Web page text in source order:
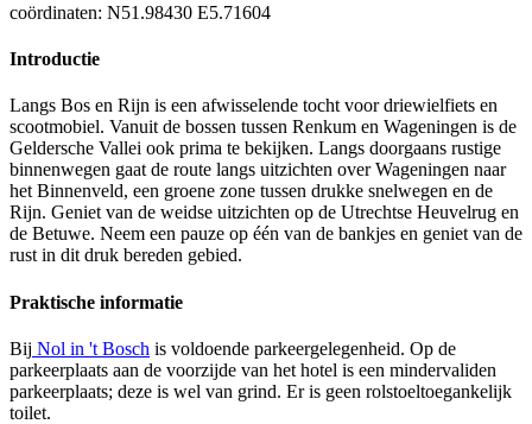
coördinaten: N51.98430 E5.71604
Introductie
Langs Bos en Rijn is een afwisselende tocht voor driewielfiets en
scootmobiel. Vanuit de bossen tussen Renkum en Wageningen is de
Geldersche Vallei ook prima te bekijken. Langs doorgaans rustige
binnenwegen gaat de route langs uitzichten over Wageningen naar
het Binnenveld, een groene zone tussen drukke snelwegen en de
Rijn. Geniet van de weidse uitzichten op de Utrechtse Heuvelrug en
de Betuwe. Neem een pauze op één van de bankjes en geniet van de
rust in dit druk bereden gebied.
Praktische informatie
Bij Nol in 't Bosch is voldoende parkeergelegenheid. Op de
parkeerplaats aan de voorzijde van het hotel is een mindervaliden
parkeerplaats; deze is wel van grind. Er is geen rolstoeltoegankelijk
toilet.